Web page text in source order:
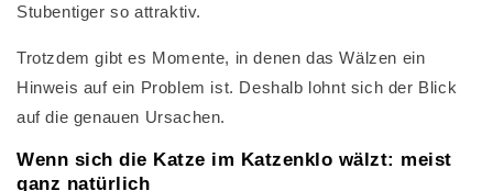
Stubentiger so attraktiv.
Trotzdem gibt es Momente, in denen das Wälzen ein
Hinweis auf ein Problem ist. Deshalb lohnt sich der Blick
auf die genauen Ursachen.
Wenn sich die Katze im Katzenklo wälzt: meist
ganz natürlich